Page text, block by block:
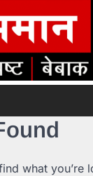
what you’re